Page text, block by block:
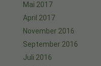
Mai 2017
April 2017
November 2016
September 2016
Juli 2016